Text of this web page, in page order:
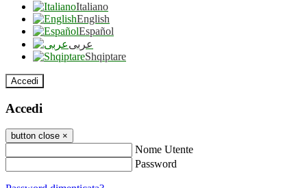
Italiano
English
Español
عربى
Shqiptare
Accedi
Accedi
button close ×
Nome Utente
Password